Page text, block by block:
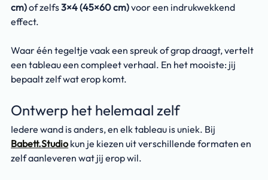
cm) of zelfs 3×4 (45×60 cm) voor een indrukwekkend
effect.
Waar één tegeltje vaak een spreuk of grap draagt, vertelt
een tableau een compleet verhaal. En het mooiste: jij
bepaalt zelf wat erop komt.
Ontwerp het helemaal zelf
Iedere wand is anders, en elk tableau is uniek. Bij
Babett.Studio kun je kiezen uit verschillende formaten en
zelf aanleveren wat jij erop wil.